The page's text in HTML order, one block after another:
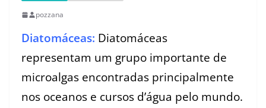
pozzana
Diatomáceas: Diatomáceas
representam um grupo importante de
microalgas encontradas principalmente
nos oceanos e cursos d’água pelo mundo.